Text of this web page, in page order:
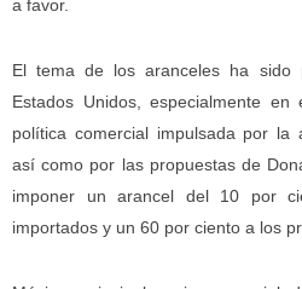
a favor.
El tema de los aranceles ha sido
Estados Unidos, especialmente
política comercial impulsada por la
así como por las propuestas de
imponer un arancel del 10 por
importados y un 60 por ciento a los